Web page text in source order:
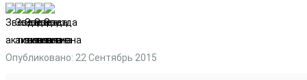
Опубликовано: 22 Сентябрь 2015